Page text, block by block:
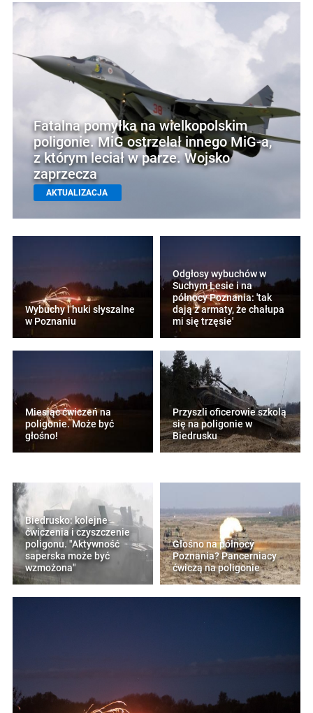
Fatalna pomyłka na wielkopolskim
poligonie. MiG ostrzelał innego MiG-a,
z którym leciał w parze. Wojsko
zaprzecza
AKTUALIZACJA
Wybuchy i huki słyszalne
w Poznaniu
Odgłosy wybuchów w
Suchym Lesie i na
północy Poznania: 'tak
dają z armaty, że chałupa
mi się trzęsie'
Miesiąc ćwiczeń na
poligonie. Może być
głośno!
Przyszli oficerowie szkolą
się na poligonie w
Biedrusku
Biedrusko: kolejne
ćwiczenia i czyszczenie
poligonu. "Aktywność
saperska może być
wzmożona"
Głośno na północy
Poznania? Pancerniacy
ćwiczą na poligonie